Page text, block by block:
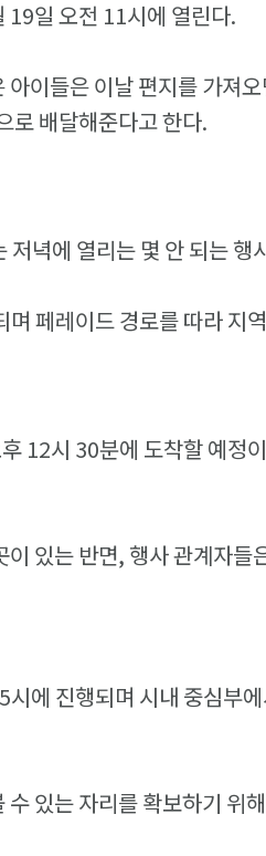
19일 오전 11시에 열린다.
이들은 이날 편지를 가져
로 배달해준다고 한다.
녁에 열리는 몇 안 되는 행
페레이드 경로를 따라 지
12시 30분에 도착할 예정
있는 반면, 행사 관계자
에 진행되며 시내 중심부
있는 자리를 확보하기 위